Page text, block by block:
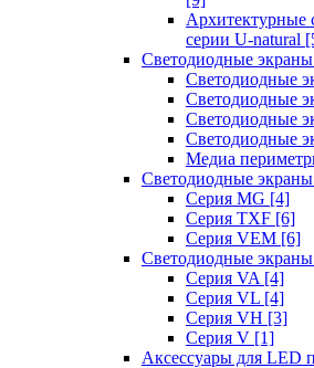
Архитектурные
серии U-natural
Светодиодные
Светодиодные
Светодиодные
Светодиодные
Светодиодные
Медиа
Светодиодные
Серия MG [4]
Серия TXF [6]
Серия VEM [6]
Светодиодные
Серия VA [4]
Серия VL [4]
Серия VH [3]
Серия V [1]
Аксессуары для LED